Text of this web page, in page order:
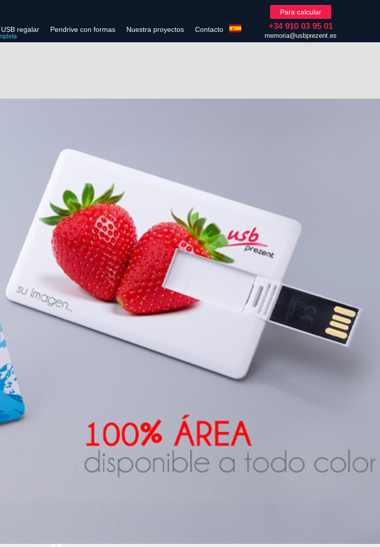
regalar Pendrive con formas Nuestra proyectos Contacto
Para calcular
+34 910 03 95 01
memoria@usbprezent.es